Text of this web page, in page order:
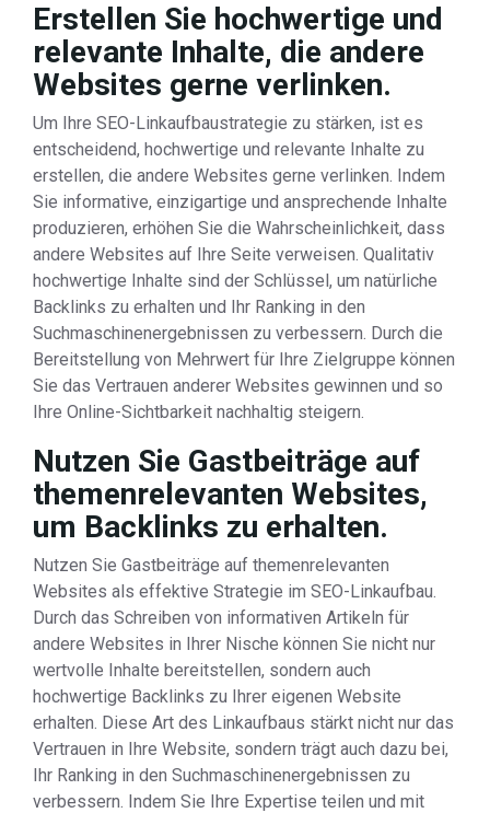
Erstellen Sie hochwertige und
relevante Inhalte, die andere
Websites gerne verlinken.
Um Ihre SEO-Linkaufbaustrategie zu stärken, ist es
entscheidend, hochwertige und relevante Inhalte zu
erstellen, die andere Websites gerne verlinken. Indem
Sie informative, einzigartige und ansprechende Inhalte
produzieren, erhöhen Sie die Wahrscheinlichkeit, dass
andere Websites auf Ihre Seite verweisen. Qualitativ
hochwertige Inhalte sind der Schlüssel, um natürliche
Backlinks zu erhalten und Ihr Ranking in den
Suchmaschinenergebnissen zu verbessern. Durch die
Bereitstellung von Mehrwert für Ihre Zielgruppe können
Sie das Vertrauen anderer Websites gewinnen und so
Ihre Online-Sichtbarkeit nachhaltig steigern.
Nutzen Sie Gastbeiträge auf
themenrelevanten Websites,
um Backlinks zu erhalten.
Nutzen Sie Gastbeiträge auf themenrelevanten
Websites als effektive Strategie im SEO-Linkaufbau.
Durch das Schreiben von informativen Artikeln für
andere Websites in Ihrer Nische können Sie nicht nur
wertvolle Inhalte bereitstellen, sondern auch
hochwertige Backlinks zu Ihrer eigenen Website
erhalten. Diese Art des Linkaufbaus stärkt nicht nur das
Vertrauen in Ihre Website, sondern trägt auch dazu bei,
Ihr Ranking in den Suchmaschinenergebnissen zu
verbessern. Indem Sie Ihre Expertise teilen und mit